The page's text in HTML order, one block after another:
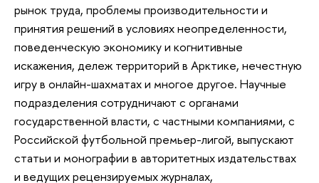
рынок труда, проблемы производительности и
принятия решений в условиях неопределенности,
поведенческую экономику и когнитивные
искажения, дележ территорий в Арктике, нечестную
игру в онлайн-шахматах и многое другое. Научные
подразделения сотрудничают с органами
государственной власти, с частными компаниями, с
Российской футбольной премьер-лигой, выпускают
статьи и монографии в авторитетных издательствах
и ведущих рецензируемых журналах,